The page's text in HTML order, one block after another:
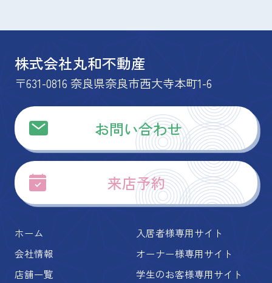
株式会社丸和不動産
〒631-0816 奈良県奈良市西大寺本町1-6
お問い合わせ
来店予約
ホーム
会社情報
店舗一覧
入居者様専用サイト
オーナー様専用サイト
学生のお客様専用サイト